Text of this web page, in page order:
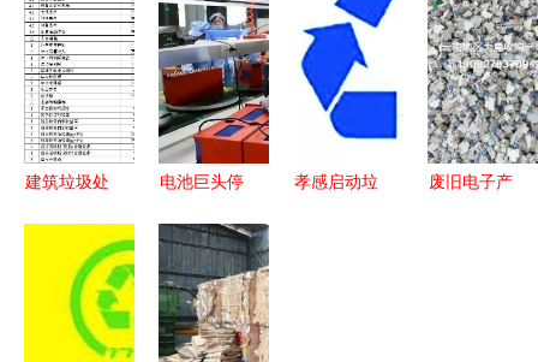
再生资源发
展的新契机
与热线服务
再生资源提
供专业波峰
焊回收与整
厂回收解决
方案
弃物的专业
固废回收与
处置
度绿色制造
名单，引领
行业可持续
发展
建筑垃圾处
收项目申请
报告建议书
电池巨头停
业转型阵痛
与资源回收
新机遇
孝感启动垃
废旧电子产